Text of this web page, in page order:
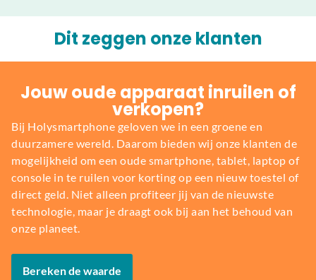
Dit zeggen onze klanten
Jouw oude apparaat inruilen of
verkopen?
Bij Holysmartphone geloven we in een groene en
duurzamere wereld. Daarom bieden wij onze klanten de
mogelijkheid om een oude smartphone, tablet, laptop of
console in te ruilen voor korting op een nieuw toestel of
direct geld. Niet alleen profiteer jij van de nieuwste
technologie, maar je draagt ook bij aan het behoud van
onze planeet.
Bereken de waarde